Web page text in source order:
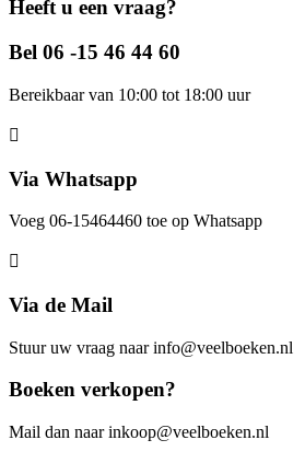
Heeft u een vraag?
Bel 06 -15 46 44 60
Bereikbaar van 10:00 tot 18:00 uur
Via Whatsapp
Voeg 06-15464460 toe op Whatsapp
Via de Mail
Stuur uw vraag naar info@veelboeken.nl
Boeken verkopen?
Mail dan naar inkoop@veelboeken.nl